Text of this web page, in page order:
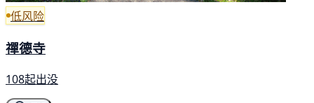
低风险
禪德寺
108起出没